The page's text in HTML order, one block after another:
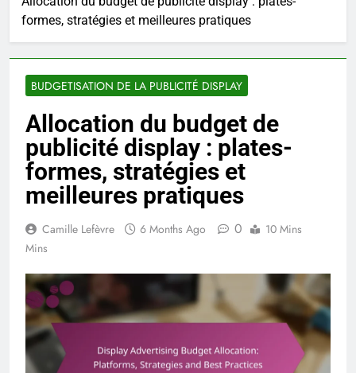
formes, stratégies et meilleures pratiques
BUDGETISATION DE LA PUBLICITÉ DISPLAY
Allocation du budget de
publicité display : plates-
formes, stratégies et
meilleures pratiques
Camille Lefèvre 6 Months Ago 0
10 Mins
Mins